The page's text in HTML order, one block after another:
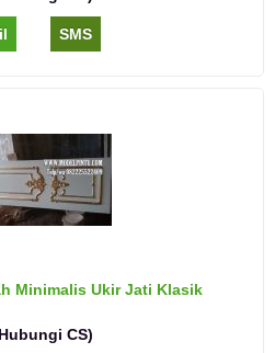
SMS
Minimalis Ukir Jati Klasik
CS)